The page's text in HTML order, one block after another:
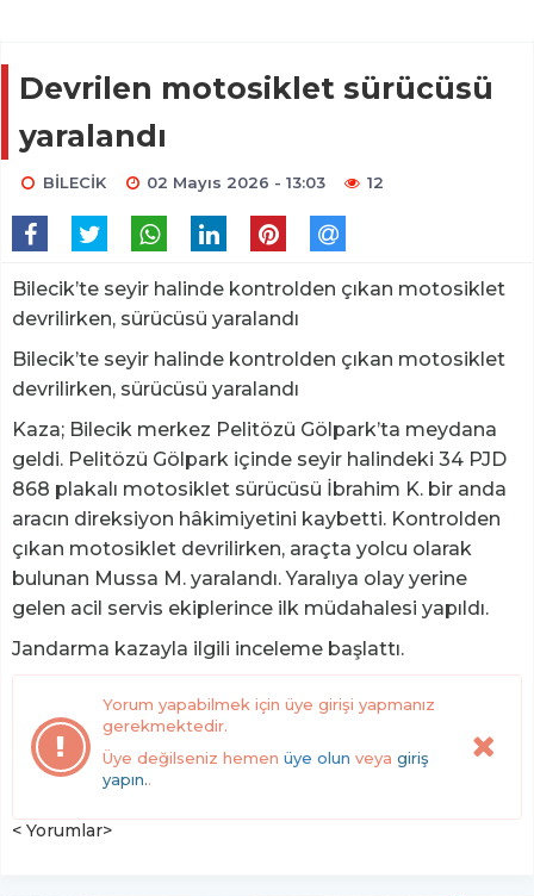
Devrilen motosiklet sürücüsü
yaralandı
BİLECİK 02 Mayıs 2026 - 13:03 12
Bilecik’te seyir halinde kontrolden çıkan motosiklet
devrilirken, sürücüsü yaralandı
Bilecik’te seyir halinde kontrolden çıkan motosiklet
devrilirken, sürücüsü yaralandı
Kaza; Bilecik merkez Pelitözü Gölpark’ta meydana
geldi. Pelitözü Gölpark içinde seyir halindeki 34 PJD
868 plakalı motosiklet sürücüsü İbrahim K. bir anda
aracın direksiyon hâkimiyetini kaybetti. Kontrolden
çıkan motosiklet devrilirken, araçta yolcu olarak
bulunan Mussa M. yaralandı. Yaralıya olay yerine
gelen acil servis ekiplerince ilk müdahalesi yapıldı.
Jandarma kazayla ilgili inceleme başlattı.
Yorum yapabilmek için üye girişi yapmanız
gerekmektedir.
Üye değilseniz hemen üye olun veya giriş
yapın..
< Yorumlar>